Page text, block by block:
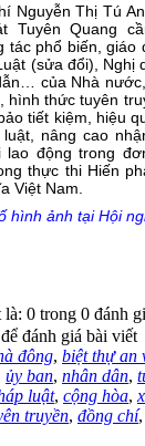
Nguyễn Thị Tú
Tuyên Quang
tác phổ biến, giáo
(sửa đổi), Nghị
của Nhà
hình thức tuyên
tiết kiệm, hiệu
nâng cao
lao động trong
thực thi Hiến
Việt Nam.
hình ảnh tại Hội
0 trong 0 đánh
đánh giá bài viết
đông, biệt thự an
ủy ban, nhân dân,
luật, cộng hòa,
truyền, đồng chí,